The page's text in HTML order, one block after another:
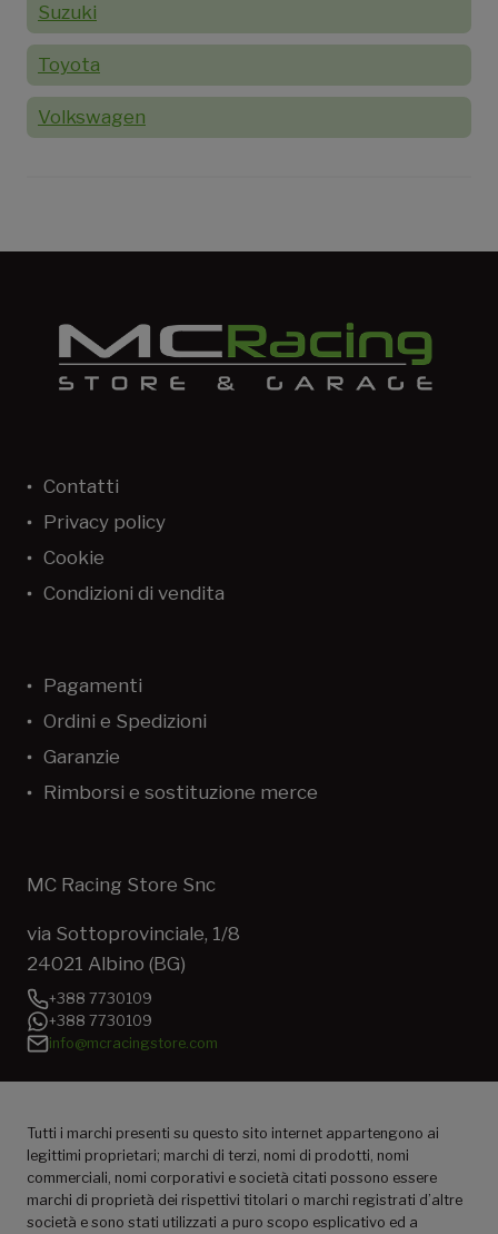
Suzuki
Toyota
Volkswagen
Contatti
Privacy policy
Cookie
Condizioni di vendita
Pagamenti
Ordini e Spedizioni
Garanzie
Rimborsi e sostituzione merce
MC Racing Store Snc
via Sottoprovinciale, 1/8
24021 Albino (BG)
+388 7730109
+388 7730109
info@mcracingstore.com
Tutti i marchi presenti su questo sito internet appartengono ai
legittimi proprietari; marchi di terzi, nomi di prodotti, nomi
commerciali, nomi corporativi e società citati possono essere
marchi di proprietà dei rispettivi titolari o marchi registrati d’altre
società e sono stati utilizzati a puro scopo esplicativo ed a